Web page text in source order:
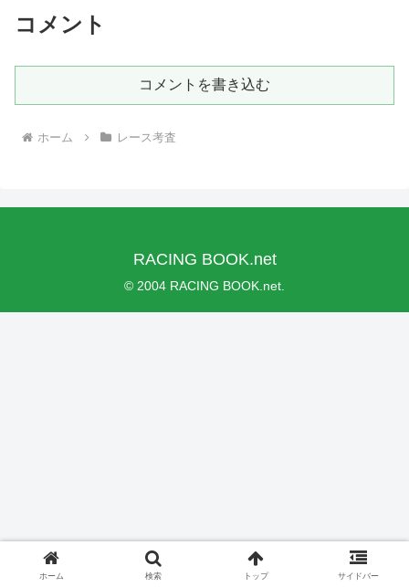
コメント
コメントを書き込む
ホーム レース考査
RACING BOOK.net
© 2004 RACING BOOK.net.
ホーム 検索 トップ サイドバー